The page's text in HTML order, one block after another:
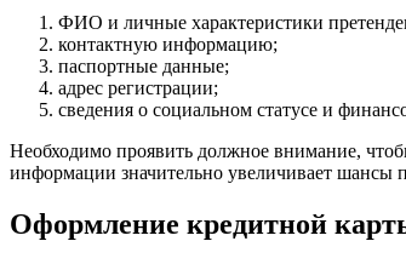
ФИО и личные характеристики
контактную информацию;
паспортные данные;
адрес регистрации;
сведения о социальном статусе и
Необходимо проявить должное внимание,
информации значительно увеличивает шансы
Оформление кредитной